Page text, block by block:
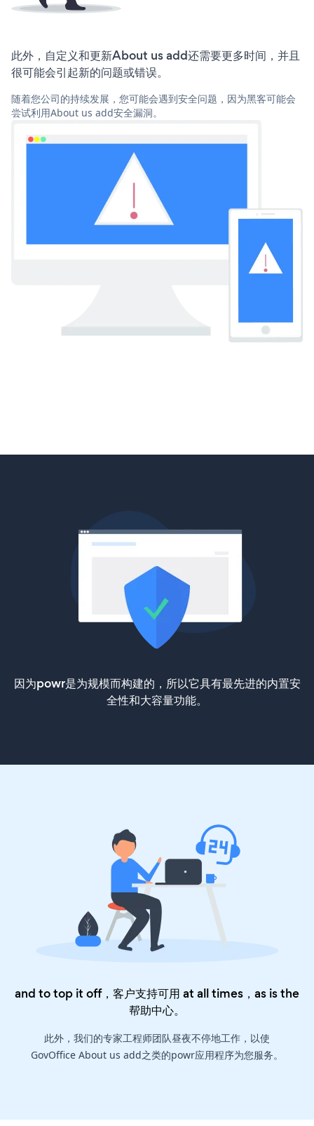
此外，自定义和更新About us add还需要更多时间，并且
很可能会引起新的问题或错误。
随着您公司的持续发展，您可能会遇到安全问题，因为黑客可能会
尝试利用About us add安全漏洞。
因为powr是为规模而构建的，所以它具有最先进的内置安
全性和大容量功能。
and to top it off，客户支持可用 at all times，as is the
帮助中心。
此外，我们的专家工程师团队昼夜不停地工作，以使
GovOffice About us add之类的powr应用程序为您服务。